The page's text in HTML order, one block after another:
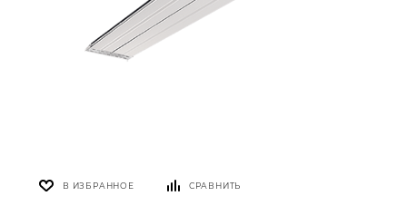
В ИЗБРАННОЕ СРАВНИТЬ